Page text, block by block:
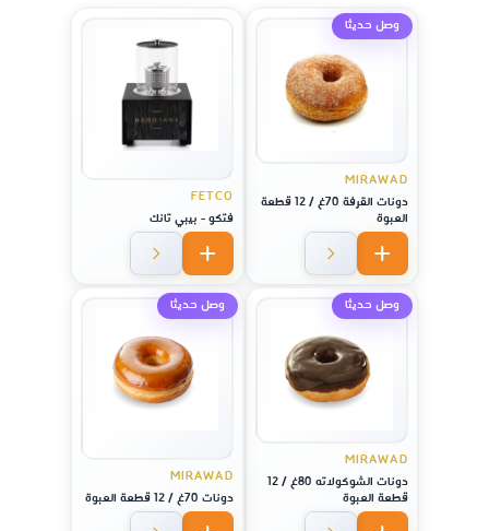
وصل حديثا
MIRAWAD
دونات القرفة 70غ / 12 قطعة
العبوة
FETCO
فتكو - بيبي تانك
وصل حديثا
MIRAWAD
دونات الشوكولاته 80غ / 12
قطعة العبوة
وصل حديثا
MIRAWAD
دونات 70غ / 12 قطعة العبوة